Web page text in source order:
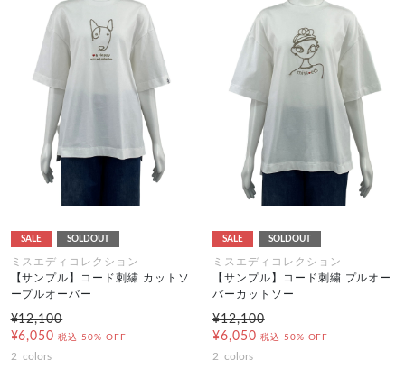
SALE SOLDOUT
ミスエディコレクション
【サンプル】コード刺繍 カットソ
ープルオーバー
¥12,100
¥6,050 税込 50% OFF
2 colors
SALE SOLDOUT
ミスエディコレクション
【サンプル】コード刺繍 プルオー
バーカットソー
¥12,100
¥6,050 税込 50% OFF
2 colors